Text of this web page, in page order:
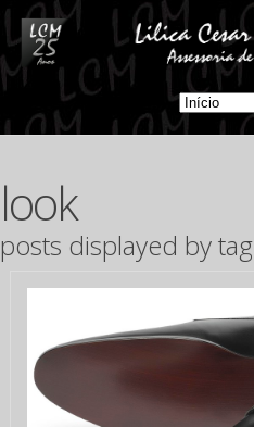
look
posts displayed by tag